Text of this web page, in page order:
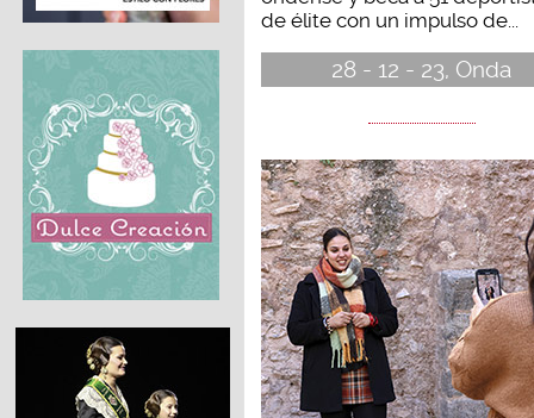
de élite con un impulso de...
28 - 12 - 23, Onda